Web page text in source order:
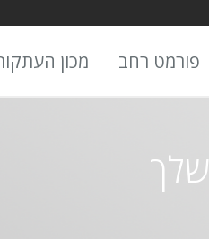
פורמט רחב מכון
שלך